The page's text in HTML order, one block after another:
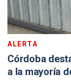
ALERTA
Córdoba
a la mayoría